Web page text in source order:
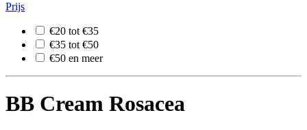
Prijs
€20 tot €35
€35 tot €50
€50 en meer
BB Cream Rosacea